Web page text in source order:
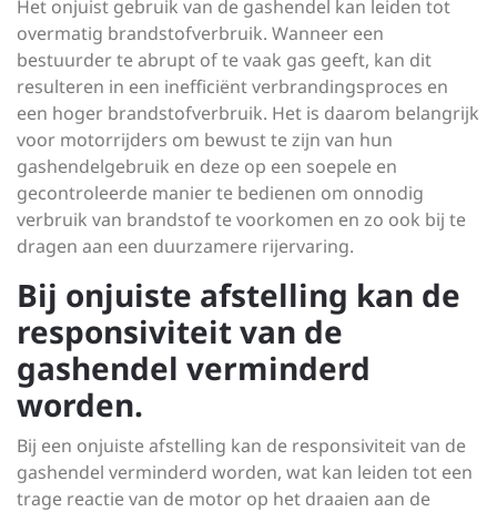
Het onjuist gebruik van de gashendel kan leiden tot
overmatig brandstofverbruik. Wanneer een
bestuurder te abrupt of te vaak gas geeft, kan dit
resulteren in een inefficiënt verbrandingsproces en
een hoger brandstofverbruik. Het is daarom belangrijk
voor motorrijders om bewust te zijn van hun
gashendelgebruik en deze op een soepele en
gecontroleerde manier te bedienen om onnodig
verbruik van brandstof te voorkomen en zo ook bij te
dragen aan een duurzamere rijervaring.
Bij onjuiste afstelling kan de
responsiviteit van de
gashendel verminderd
worden.
Bij een onjuiste afstelling kan de responsiviteit van de
gashendel verminderd worden, wat kan leiden tot een
trage reactie van de motor op het draaien aan de